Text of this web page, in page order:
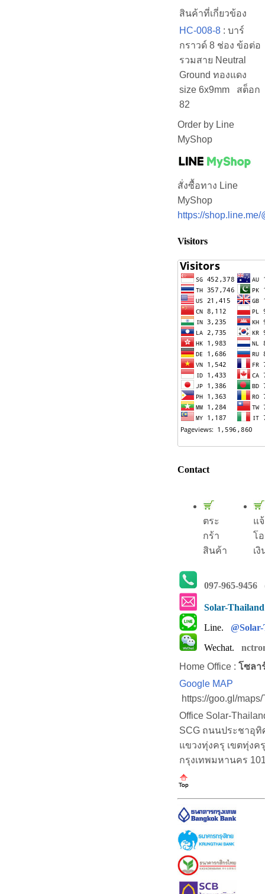
สินค้าที่เกี่ยวข้อง
HC-008-8 : บาร์
กราวด์ 8 ช่อง ข้อต่อ
รวมสาย Neutral
Ground ทองแดง
size 6x9mm สต็อก
82
Order by Line
MyShop
สั่งซื้อทาง Line
MyShop
https://
Visitors
Contact
ตระ
กร้า
สินค้า
แ
โ
เงิ
097-965-9456
Solar-
Line.
Wechat.
Home Office : โซลา
Google MAP
https://goo.gl/
Office Solar-
SCG ถนนประชาอุทิ
แขวงทุ่งครุ เขตทุ่งครุ
กรุงเทพมหานคร